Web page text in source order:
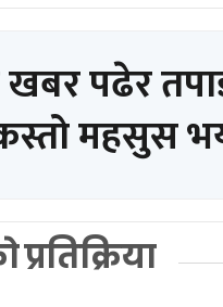
खबर पढेर
महसुस